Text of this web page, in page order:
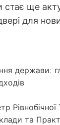
стає ще
для
держави:
та